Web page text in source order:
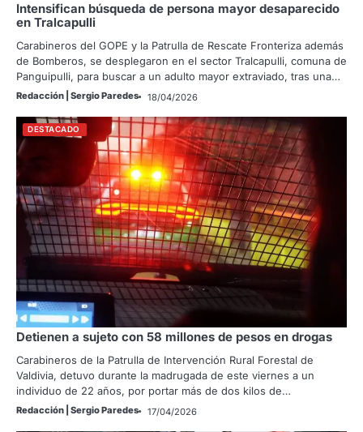
Intensifican búsqueda de persona mayor desaparecido
en Tralcapulli
Carabineros del GOPE y la Patrulla de Rescate Fronteriza además
de Bomberos, se desplegaron en el sector Tralcapulli, comuna de
Panguipulli, para buscar a un adulto mayor extraviado, tras una…
Redacción | Sergio Paredes 18/04/2026
DESTACADO
Detienen a sujeto con 58 millones de pesos en drogas
Carabineros de la Patrulla de Intervención Rural Forestal de
Valdivia, detuvo durante la madrugada de este viernes a un
individuo de 22 años, por portar más de dos kilos de…
Redacción | Sergio Paredes 17/04/2026